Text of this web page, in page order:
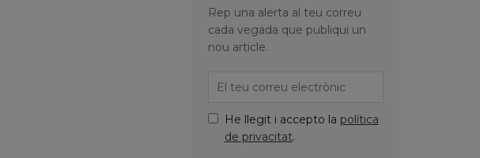
Rep una alerta al teu correu
cada vegada que publiqui un
nou article.
He llegit i accepto la política
de privacitat.